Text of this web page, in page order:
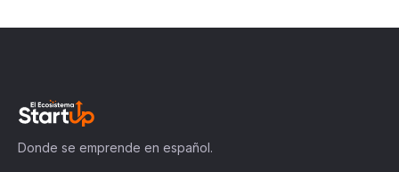
Donde se emprende en español.